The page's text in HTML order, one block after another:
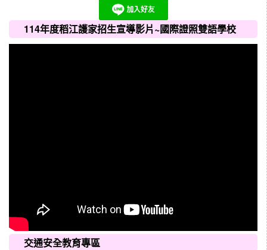
114年度稻江護家招生宣導影片~國際證照雙語學校
交通安全教育專區